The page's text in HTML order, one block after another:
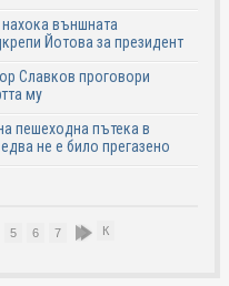
външната
Йотова за президент
Славков проговори
му
пешеходна пътека в
не е било прегазено
5 6 7 8 9К